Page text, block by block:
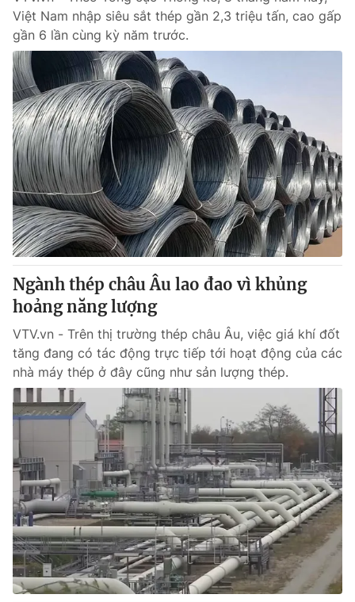
Liên hệ tòa soạn English
THỜI BÁO VTV
Theo dõi báo trên
Cơ quan chủ quản:Đài Truyền hình Việt Nam
Cơ quan báo chí:Thời báo VTV
Giấy phép hoạt động báo in và báo điện tử số 483/GP-BTTTT
cấp ngày 29/12/2023
Tổng Biên tập:Vũ Thanh Thủy
Phó Tổng Biên tập:Nguyễn Thị Mỹ Hạnh, Phạm Quốc Thắng,
Nguyễn Trọng Ninh
Tổng đài VTV:
024.38 355 931 - 024.38 355 932
Ðiện thoại Thời báo VTV: 024.66 897 897
Email:toasoan@vtv.vn
Liên hệ quảng cáo:024-7300.7108
Việt Nam nhập siêu sắt thép gần 2,3 triệu tấn, cao gấp
gần 6 lần cùng kỳ năm trước.
Ngành thép châu Âu lao đao vì khủng
hoảng năng lượng
VTV.vn - Trên thị trường thép châu Âu, việc giá khí đốt
tăng đang có tác động trực tiếp tới hoạt động của các
nhà máy thép ở đây cũng như sản lượng thép.